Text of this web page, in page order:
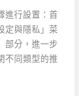
進行設置：首
定與隱私」菜
部分，進一步
不同類型的推